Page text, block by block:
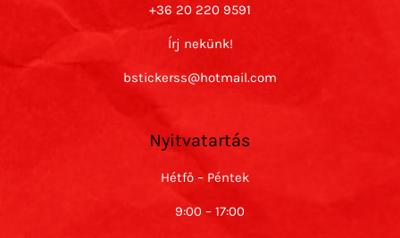
+36 20 220 9591
Írj nekünk!
bstickerss@hotmail.com
Nyitvatartás
Hétfő – Péntek
9:00 – 17:00